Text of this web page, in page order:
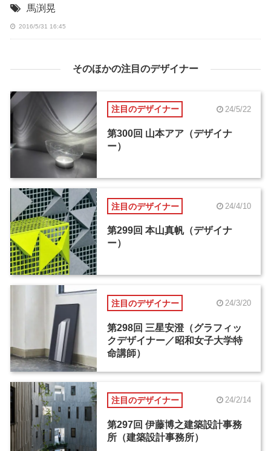
馬渕晃
2016/5/31 16:45
そのほかの注目のデザイナー
注目のデザイナー 24/5/22
第300回 山本アア（デザイナ
ー）
注目のデザイナー 24/4/10
第299回 本山真帆（デザイナ
ー）
注目のデザイナー 24/3/20
第298回 三星安澄（グラフィッ
クデザイナー／昭和女子大学特
命講師）
注目のデザイナー 24/2/14
第297回 伊藤博之建築設計事務
所（建築設計事務所）